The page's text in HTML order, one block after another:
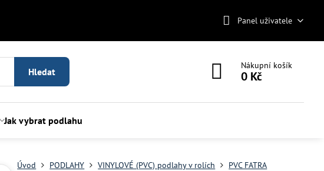
Panel uživatele
Hledat
Nákupní košík
0 Kč
Jak vybrat podlahu
Úvod PODLAHY VINYLOVÉ (PVC) podlahy v rolích
PVC FATRA